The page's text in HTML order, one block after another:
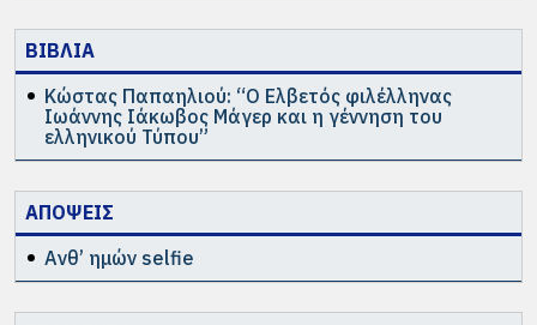
ΒΙΒΛΙΑ
Κώστας Παπαηλιού: “Ο Ελβετός φιλέλληνας
Ιωάννης Ιάκωβος Μάγερ και η γέννηση του
ελληνικού Τύπου”
ΑΠΟΨΕΙΣ
Ανθ’ ημών selfie